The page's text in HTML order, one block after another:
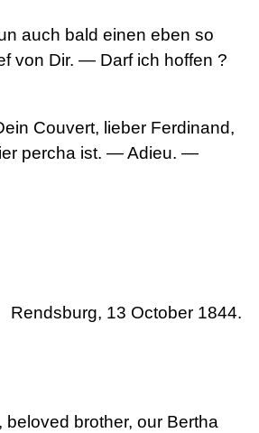
auch bald einen eben so
von Dir. — Darf ich hoffen ?
Couvert, lieber Ferdinand,
percha ist. — Adieu. —
Rendsburg, 13 October 1844.
beloved brother, our Bertha